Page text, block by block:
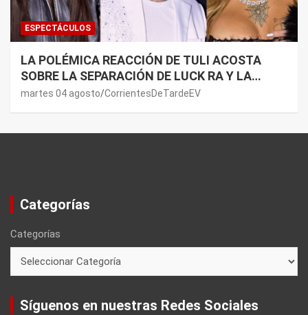
ESPECTÁCULOS
LA POLÉMICA REACCIÓN DE TULI ACOSTA
SOBRE LA SEPARACIÓN DE LUCK RA Y LA
JOAQUI: “¿MI VERDAD?”
martes 04 agosto CorrientesDeTardeEV
Categorías
Categorías
Síguenos en nuestras Redes Sociales